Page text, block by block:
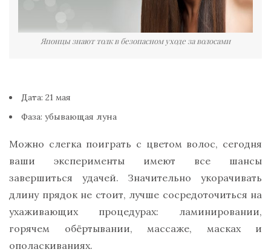
Японцы знают толк в безопасном уходе за волосами
Дата: 21 мая
Фаза: убывающая луна
Можно слегка поиграть с цветом волос, сегодня
ваши эксперименты имеют все шансы
завершиться удачей. Значительно укорачивать
длину прядок не стоит, лучше сосредоточиться на
ухаживающих процедурах: ламинировании,
горячем обёртывании, массаже, масках и
ополаскиваниях.